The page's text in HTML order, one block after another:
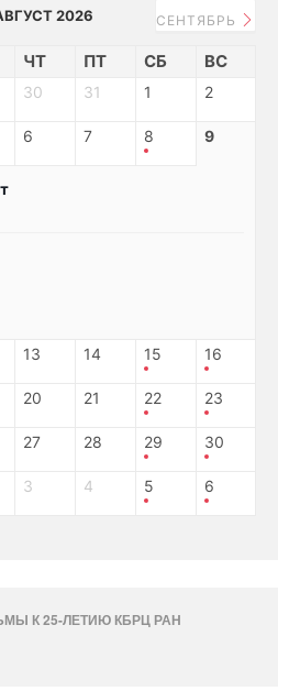
2026 СЕНТЯБРЬ
ЧТ ПТ СБ ВС
30 31 1 2
6 7 8 9
13 14 15 16
20 21 22 23
27 28 29 30
3 4 5 6
К 25-ЛЕТИЮ КБРЦ РАН